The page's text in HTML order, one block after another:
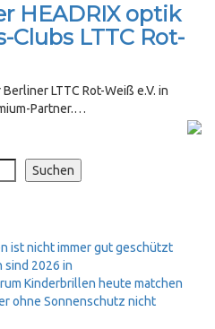
HEADRIX optik
Clubs LTTC Rot-
LTTC Rot-Weiß e.V. in
Partner.…
Suchen
ist nicht immer gut geschützt
sind 2026 in
Kinderbrillen heute matchen
ohne Sonnenschutz nicht